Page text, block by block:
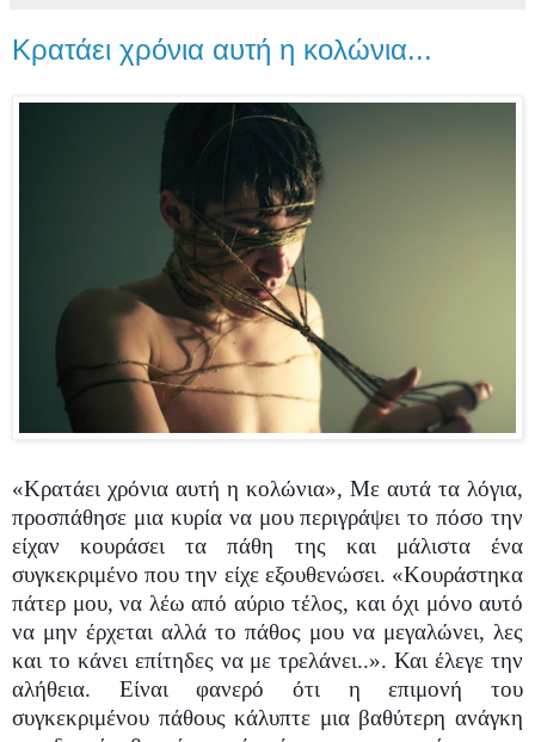
Κρατάει χρόνια αυτή η κολώνια...
«Κρατάει χρόνια αυτή η κολώνια», Με αυτά τα λόγια,
προσπάθησε μια κυρία να μου περιγράψει το πόσο την
είχαν κουράσει τα πάθη της και μάλιστα ένα
συγκεκριμένο που την είχε εξουθενώσει. «Κουράστηκα
πάτερ μου, να λέω από αύριο τέλος, και όχι μόνο αυτό
να μην έρχεται αλλά το πάθος μου να μεγαλώνει, λες
και το κάνει επίτηδες να με τρελάνει..». Και έλεγε την
αλήθεια. Είναι φανερό ότι η επιμονή του
συγκεκριμένου πάθους κάλυπτε μια βαθύτερη ανάγκη